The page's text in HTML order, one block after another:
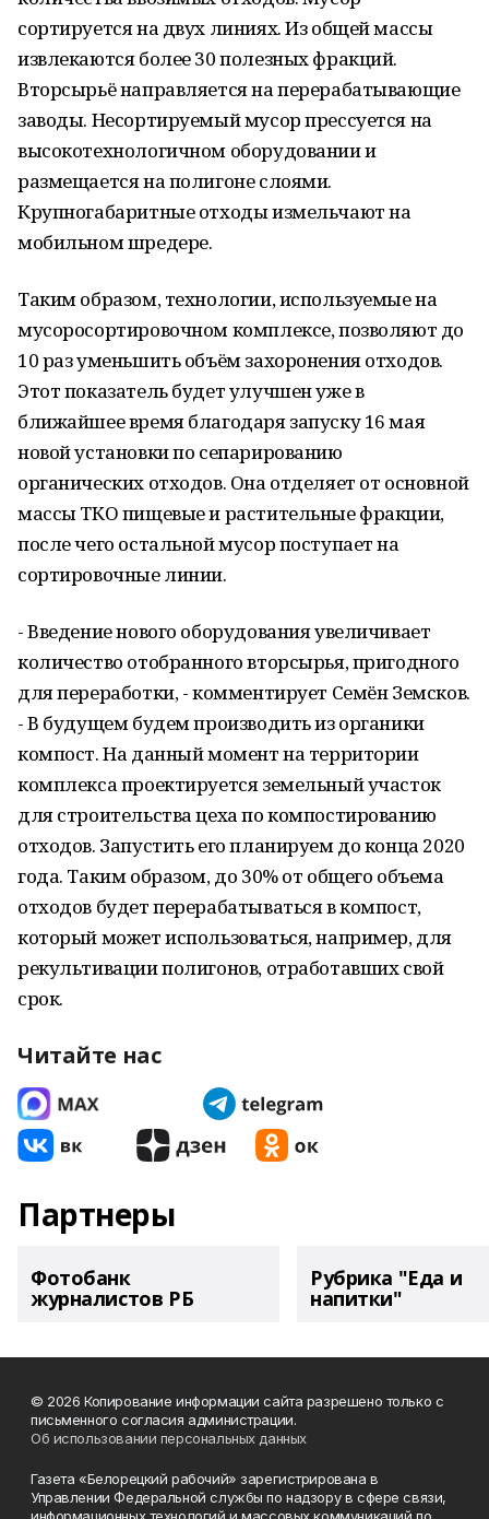
сортируется на двух линиях. Из общей массы
извлекаются более 30 полезных фракций.
Вторсырьё направляется на перерабатывающие
заводы. Несортируемый мусор прессуется на
высокотехнологичном оборудовании и
размещается на полигоне слоями.
Крупногабаритные отходы измельчают на
мобильном шредере.
Таким образом, технологии, используемые на
мусоросортировочном комплексе, позволяют до
10 раз уменьшить объём захоронения отходов.
Этот показатель будет улучшен уже в
ближайшее время благодаря запуску 16 мая
новой установки по сепарированию
органических отходов. Она отделяет от основной
массы ТКО пищевые и растительные фракции,
после чего остальной мусор поступает на
сортировочные линии.
- Введение нового оборудования увеличивает
количество отобранного вторсырья, пригодного
для переработки, - комментирует Семён Земсков.
- В будущем будем производить из органики
компост. На данный момент на территории
комплекса проектируется земельный участок
для строительства цеха по компостированию
отходов. Запустить его планируем до конца 2020
года. Таким образом, до 30% от общего объема
отходов будет перерабатываться в компост,
который может использоваться, например, для
рекультивации полигонов, отработавших свой
срок.
Читайте нас
Партнеры
Фотобанк
журналистов РБ
Рубрика "Еда и
напитки"
© 2026 Копирование информации сайта разрешено только с
письменного согласия администрации.
Об использовании персональных данных
Газета «Белорецкий рабочий» зарегистрирована в
Управлении Федеральной службы по надзору в сфере связи,